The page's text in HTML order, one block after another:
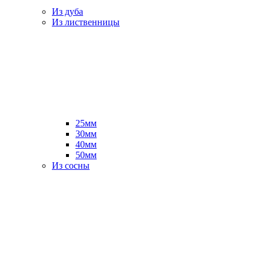
Из дуба
Из лиственницы
25мм
30мм
40мм
50мм
Из сосны